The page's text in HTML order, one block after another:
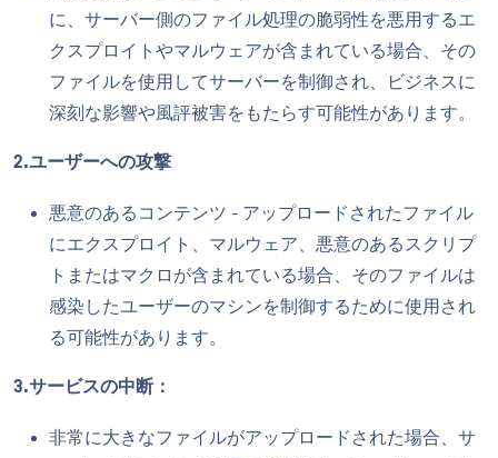
に、サーバー側のファイル処理の脆弱性を悪用するエ
クスプロイトやマルウェアが含まれている場合、その
ファイルを使用してサーバーを制御され、ビジネスに
深刻な影響や風評被害をもたらす可能性があります。
2.ユーザーへの攻撃
悪意のあるコンテンツ - アップロードされたファイル
にエクスプロイト、マルウェア、悪意のあるスクリプ
トまたはマクロが含まれている場合、そのファイルは
感染したユーザーのマシンを制御するために使用され
る可能性があります。
3.サービスの中断：
非常に大きなファイルがアップロードされた場合、サ